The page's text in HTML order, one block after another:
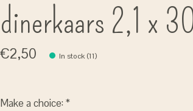
dinerkaars 2,1 x
€2,50 In stock (11)
Make a choice:*